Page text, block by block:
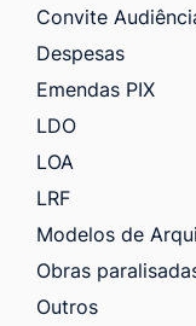
Convite
Despesas
Emendas PIX
LDO
LOA
LRF
Modelos de
Obras
Outros